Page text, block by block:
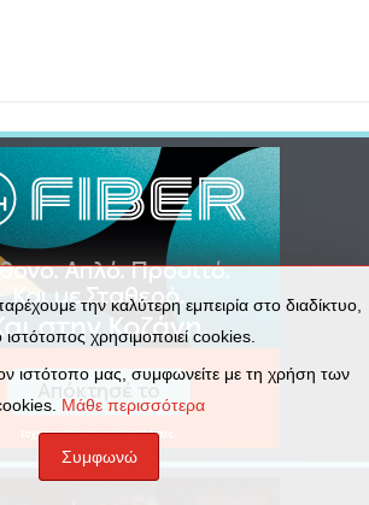
την καλύτερη εμπειρία στο διαδίκτυο,
χρησιμοποιεί cookies.
ιστότοπο μας, συμφωνείτε με τη χρήση των
Μάθε περισσότερα
Συμφωνώ